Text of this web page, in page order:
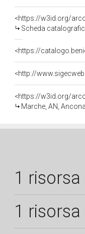
<https://w3id.org/
Scheda
<https://
<https://w3id.org/
Marche, AN,
1 risorsa
1 risorsa